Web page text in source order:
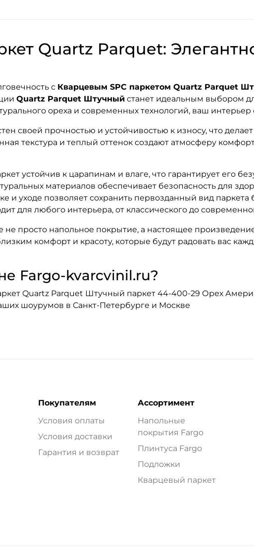
Quartz Parquet:
с Кварцевым SPC паркетом Quartz Parquet
Quartz Parquet Штучный станет идеальным выбором
ореха и современных технологий, ваш
своей прочностью и устойчивостью к износу, что
текстура и теплый оттенок создают атмосферу
устойчив к царапинам и влаге, что гарантирует его
материалов обеспечивает безопасность для
и уходе позволяет сохранить первозданный вид
для любого интерьера, от классического до
не просто напольное покрытие, а настоящее
комфорт и красоту, которые будут радовать вас
Fargo-kvarcvinil.ru?
Quartz Parquet Штучный паркет 44-400-29 Орех
шоурумов в Санкт-Петербурге и Москве
Покупателям
Условия оплаты
Условия доставки
Гарантия и возврат
Ассортимент
Напольные
покрытия Fargo
Плинтуса Fargo
Подложки
Кварцевый паркет